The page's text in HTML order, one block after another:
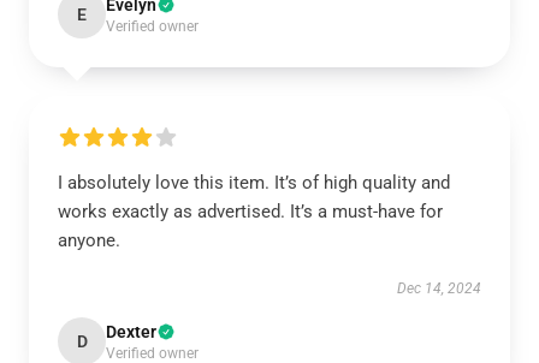
E Evelyn
Verified owner
I absolutely love this item. It’s of high quality and
works exactly as advertised. It’s a must-have for
anyone.
Dec 14, 2024
D Dexter
Verified owner